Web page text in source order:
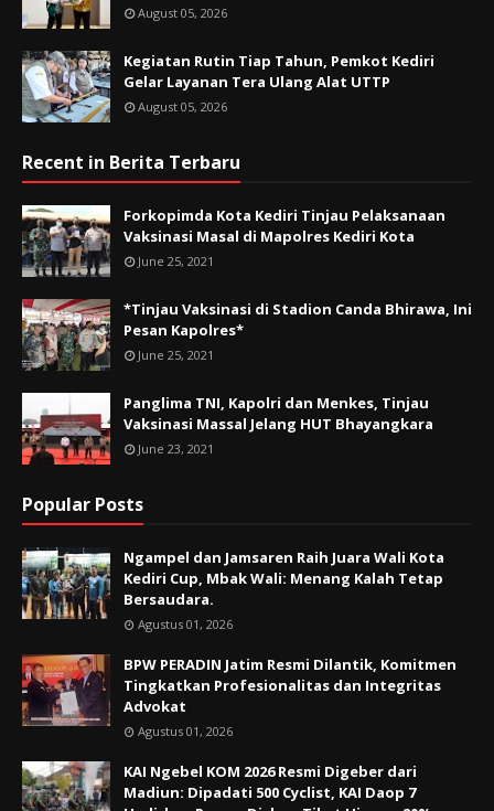
August 05, 2026
Kegiatan Rutin Tiap Tahun, Pemkot Kediri
Gelar Layanan Tera Ulang Alat UTTP
August 05, 2026
Recent in Berita Terbaru
Forkopimda Kota Kediri Tinjau Pelaksanaan
Vaksinasi Masal di Mapolres Kediri Kota
June 25, 2021
*Tinjau Vaksinasi di Stadion Canda Bhirawa, Ini
Pesan Kapolres*
June 25, 2021
Panglima TNI, Kapolri dan Menkes, Tinjau
Vaksinasi Massal Jelang HUT Bhayangkara
June 23, 2021
Popular Posts
Ngampel dan Jamsaren Raih Juara Wali Kota
Kediri Cup, Mbak Wali: Menang Kalah Tetap
Bersaudara.
Agustus 01, 2026
BPW PERADIN Jatim Resmi Dilantik, Komitmen
Tingkatkan Profesionalitas dan Integritas
Advokat
Agustus 01, 2026
KAI Ngebel KOM 2026 Resmi Digeber dari
Madiun: Dipadati 500 Cyclist, KAI Daop 7